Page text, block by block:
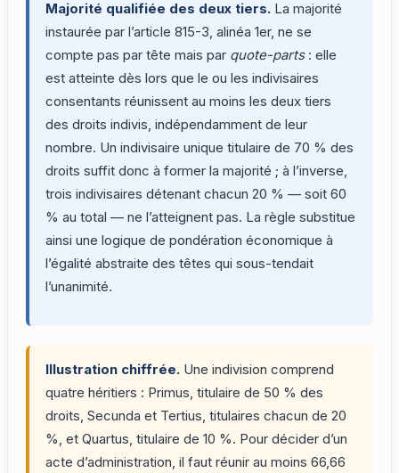
Majorité qualifiée des deux tiers. La majorité
instaurée par l’article 815-3, alinéa 1er, ne se
compte pas par tête mais par quote-parts: elle
est atteinte dès lors que le ou les indivisaires
consentants réunissent au moins les deux tiers
des droits indivis, indépendamment de leur
nombre. Un indivisaire unique titulaire de 70 % des
droits suffit donc à former la majorité ; à l’inverse,
trois indivisaires détenant chacun 20 % — soit 60
% au total — ne l’atteignent pas. La règle substitue
ainsi une logique de pondération économique à
l’égalité abstraite des têtes qui sous-tendait
l’unanimité.
Illustration chiffrée. Une indivision comprend
quatre héritiers : Primus, titulaire de 50 % des
droits, Secunda et Tertius, titulaires chacun de 20
%, et Quartus, titulaire de 10 %. Pour décider d’un
acte d’administration, il faut réunir au moins 66,66